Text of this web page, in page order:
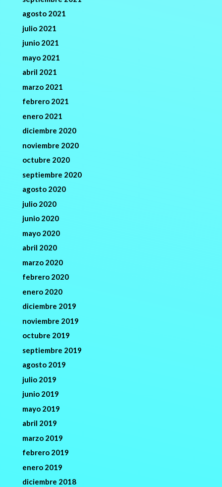
agosto 2021
julio 2021
junio 2021
mayo 2021
abril 2021
marzo 2021
febrero 2021
enero 2021
diciembre 2020
noviembre 2020
octubre 2020
septiembre 2020
agosto 2020
julio 2020
junio 2020
mayo 2020
abril 2020
marzo 2020
febrero 2020
enero 2020
diciembre 2019
noviembre 2019
octubre 2019
septiembre 2019
agosto 2019
julio 2019
junio 2019
mayo 2019
abril 2019
marzo 2019
febrero 2019
enero 2019
diciembre 2018